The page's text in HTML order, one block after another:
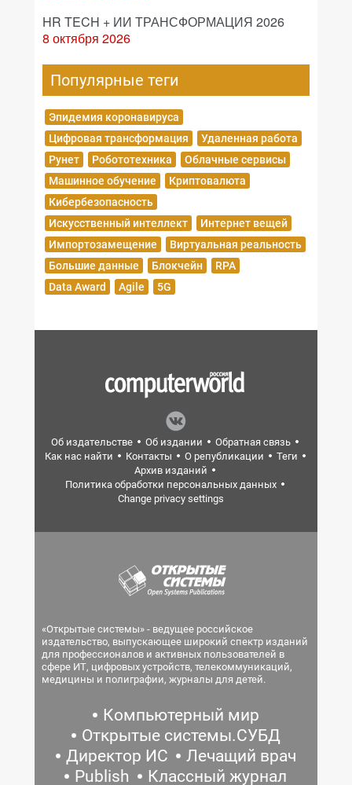
HR TECH + ИИ ТРАНСФОРМАЦИЯ 2026
8 октября 2026
Популярные теги
Эпидемия коронавируса
Цифровая трансформация
Удаленная работа
Рунет
Робототехника
Облачные сервисы
Машинное обучение
Криптовалюта
Кибербезопасность
Искусственный интеллект
Интернет вещей
Импортозамещение
Виртуальная реальность
Большие данные
Блокчейн
RPA
Data Award
Agile 5G
Об издательстве Об издании
Обратная связь
Как нас найти
Контакты О републикации
Теги
Архив изданий
Политика обработки персональных данных
Change privacy settings
«Открытые системы» - ведущее российское
издательство, выпускающее широкий спектр изданий
для профессионалов и активных пользователей в
сфере ИТ, цифровых устройств, телекоммуникаций,
медицины и полиграфии, журналы для детей.
Компьютерный мир
Открытые системы.СУБД
Директор ИС
Лечащий врач
Publish
Классный журнал